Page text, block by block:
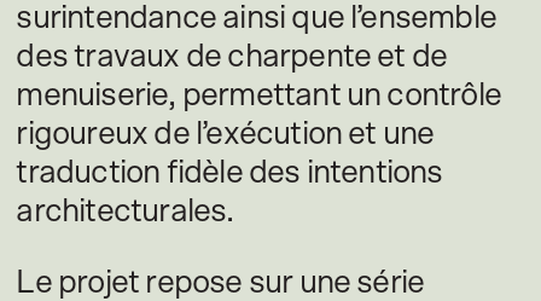
surintendance ainsi que l’ensemble
des travaux de charpente et de
menuiserie, permettant un contrôle
rigoureux de l’exécution et une
traduction fidèle des intentions
architecturales.
Le projet repose sur une série